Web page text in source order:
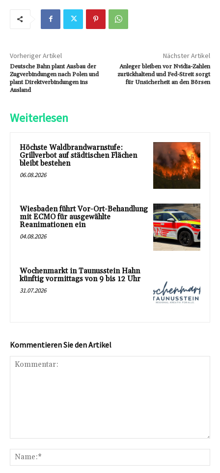
Vorheriger Artikel
Deutsche Bahn plant Ausbau der
Zugverbindungen nach Polen und
plant Direktverbindungen ins
Ausland
Nächster Artikel
Anleger bleiben vor Nvidia-Zahlen
zurückhaltend und Fed-Streit sorgt
für Unsicherheit an den Börsen
Weiterlesen
Höchste Waldbrandwarnstufe:
Grillverbot auf städtischen Flächen
bleibt bestehen
06.08.2026
Wiesbaden führt Vor-Ort-Behandlung
mit ECMO für ausgewählte
Reanimationen ein
04.08.2026
Wochenmarkt in Taunusstein Hahn
künftig vormittags von 9 bis 12 Uhr
31.07.2026
Kommentieren Sie den Artikel